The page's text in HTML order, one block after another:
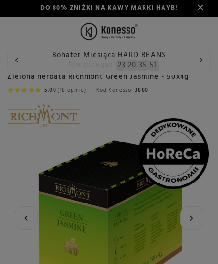
DO 80% ZNIŻKI NA KAWY MARKI HAYB!
Bohater Miesiąca HARD BEANS
23 20 35 50
Wstecz Konesso Herbata Rodzaj Herbata zielona
Zielona herbata Richmont Green Jasmine - 50x4g
5.00 (18 opinie) Kod Konesso:3880